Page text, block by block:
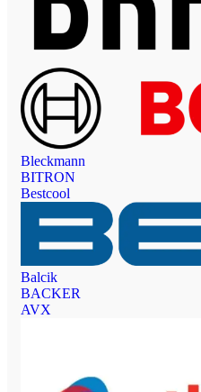
Bleckmann
BITRON
Bestcool
Balcik
BACKER
AVX